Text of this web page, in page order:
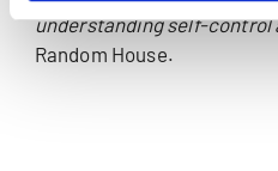
understanding self-control
Random House.